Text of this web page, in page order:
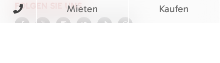
FOLGEN SIE UNSMieten Kaufen